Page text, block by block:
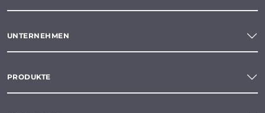
UNTERNEHMEN
PRODUKTE